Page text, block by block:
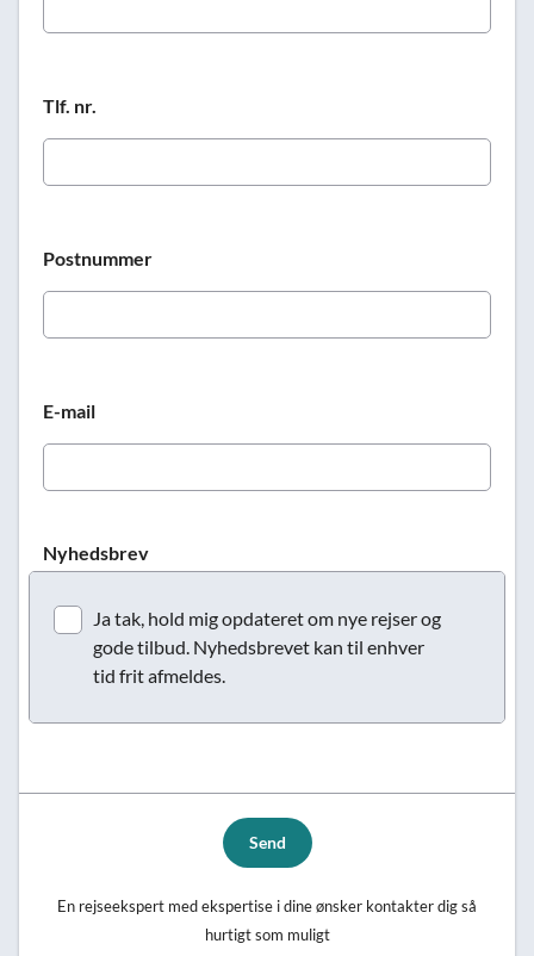
Tlf. nr.
Postnummer
E-mail
Nyhedsbrev
Ja tak, hold mig opdateret om nye rejser og
gode tilbud. Nyhedsbrevet kan til enhver
tid frit afmeldes.
Send
En rejseekspert med ekspertise i dine ønsker kontakter dig så
hurtigt som muligt